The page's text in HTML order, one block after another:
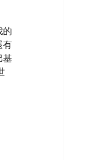
的
有
基